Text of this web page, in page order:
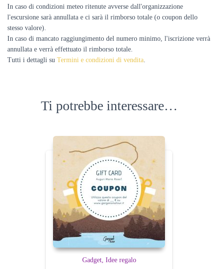
In caso di condizioni meteo ritenute avverse dall'organizzazione
l'escursione sarà annullata e ci sarà il rimborso totale (o coupon dello
stesso valore).
In caso di mancato raggiungimento del numero minimo, l'iscrizione verrà
annullata e verrà effettuato il rimborso totale.
Tutti i dettagli su Termini e condizioni di vendita.
Ti potrebbe interessare…
Gadget Idee regalo